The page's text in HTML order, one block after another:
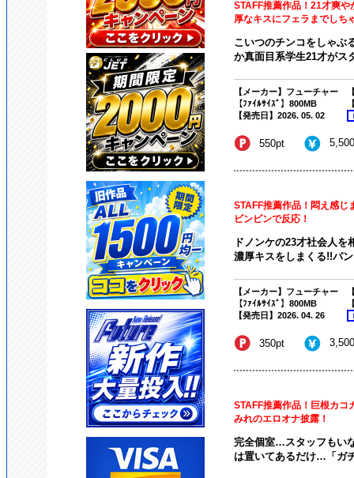
STAFF推薦作品！21才爽
厚なキスにフェラまでしち
こいつのチンコをしゃぶ
か真面目系学生21才がス
【メーカー】フューチャー
【ﾌｧｲﾙｻｲｽﾞ】800MB
【発売日】2026. 05. 02
550pt
STAFF推薦作品！悶え感じ
ビンビンで反応！
ドノンケの23才社会人
濃厚キスをしまくる!!パ
【メーカー】フューチャー
【ﾌｧｲﾙｻｲｽﾞ】800MB
【発売日】2026. 04. 26
350pt
STAFF推薦作品！巨根カコ
みれのエロオナ披露！
完全個室…スタッフもい
は置いてあるだけ…「ガ